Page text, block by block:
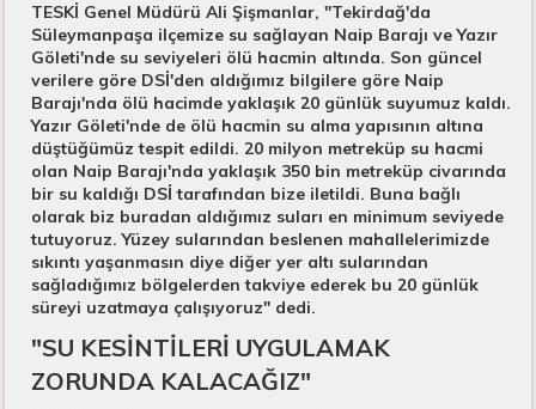
TESKİ Genel Müdürü Ali Şişmanlar, "Tekirdağ'da
Süleymanpaşa ilçemize su sağlayan Naip Barajı ve Yazır
Göleti'nde su seviyeleri ölü hacmin altında. Son güncel
verilere göre DSİ'den aldığımız bilgilere göre Naip
Barajı'nda ölü hacimde yaklaşık 20 günlük suyumuz kaldı.
Yazır Göleti'nde de ölü hacmin su alma yapısının altına
düştüğümüz tespit edildi. 20 milyon metreküp su hacmi
olan Naip Barajı'nda yaklaşık 350 bin metreküp civarında
bir su kaldığı DSİ tarafından bize iletildi. Buna bağlı
olarak biz buradan aldığımız suları en minimum seviyede
tutuyoruz. Yüzey sularından beslenen mahallelerimizde
sıkıntı yaşanmasın diye diğer yer altı sularından
sağladığımız bölgelerden takviye ederek bu 20 günlük
süreyi uzatmaya çalışıyoruz" dedi.
"SU KESİNTİLERİ UYGULAMAK
ZORUNDA KALACAĞIZ"​